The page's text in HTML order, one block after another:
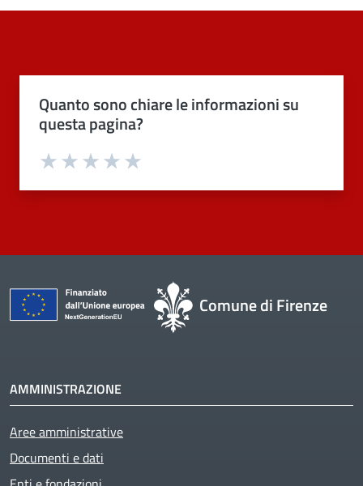
Quanto sono chiare le informazioni su
questa pagina?
Valuta 4 stelle su 5
Valuta 3 stelle su 5
Valuta 2 stelle su 5
Valuta 1 stelle su 5
Comune di Firenze
AMMINISTRAZIONE
Aree amministrative
Documenti e dati